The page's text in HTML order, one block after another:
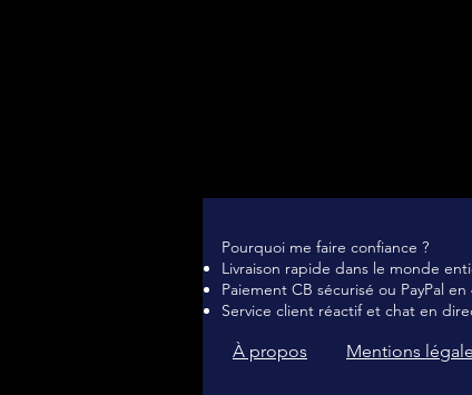
Pourquoi me faire confiance ?
Livraison rapide dans le monde
Paiement CB sécurisé ou PayPal en
Service client réactif et chat en
À propos Mentions